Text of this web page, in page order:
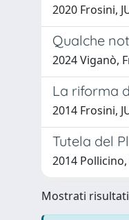
2020 Frosini,
Qualche
2024 Viganò,
La riforma
2014 Frosini,
Tutela del
2014
Mostrati risultati